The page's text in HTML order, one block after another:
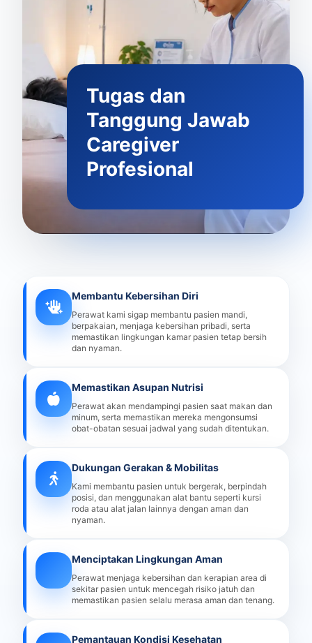
Tugas dan
Tanggung Jawab
Caregiver
Profesional
Membantu Kebersihan Diri
Perawat kami sigap membantu pasien mandi,
berpakaian, menjaga kebersihan pribadi, serta
memastikan lingkungan kamar pasien tetap bersih
dan nyaman.
Memastikan Asupan Nutrisi
Perawat akan mendampingi pasien saat makan dan
minum, serta memastikan mereka mengonsumsi
obat-obatan sesuai jadwal yang sudah ditentukan.
Dukungan Gerakan & Mobilitas
Kami membantu pasien untuk bergerak, berpindah
posisi, dan menggunakan alat bantu seperti kursi
roda atau alat jalan lainnya dengan aman dan
nyaman.
Menciptakan Lingkungan Aman
Perawat menjaga kebersihan dan kerapian area di
sekitar pasien untuk mencegah risiko jatuh dan
memastikan pasien selalu merasa aman dan tenang.
Pemantauan Kondisi Kesehatan